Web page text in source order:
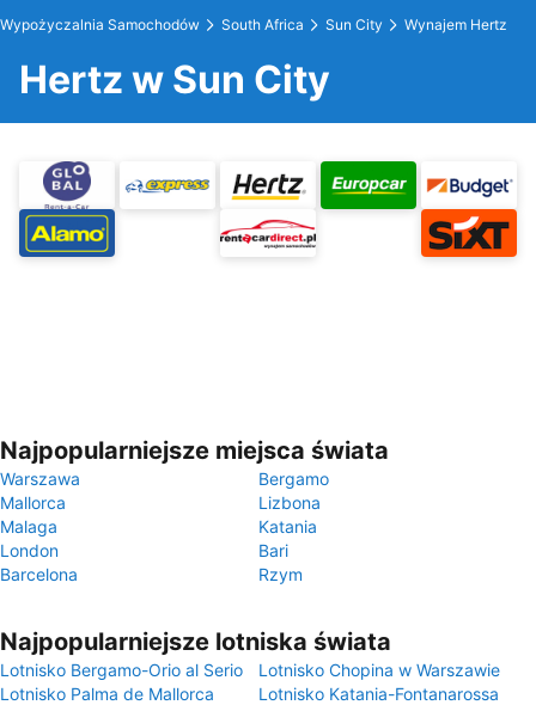
Wypożyczalnia Samochodów South Africa Sun City Wynajem Hertz
Hertz w Sun City
Najpopularniejsze miejsca świata
Warszawa
Bergamo
Mallorca
Lizbona
Malaga
Katania
London
Bari
Barcelona
Rzym
Najpopularniejsze lotniska świata
Lotnisko Bergamo-Orio al Serio
Lotnisko Chopina w Warszawie
Lotnisko Palma de Mallorca
Lotnisko Katania-Fontanarossa